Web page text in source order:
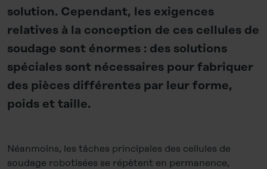
solution. Cependant, les exigences
relatives à la conception de ces cellules de
soudage sont énormes : des solutions
spéciales sont nécessaires pour fabriquer
des pièces différentes par leur forme,
poids et taille.
Néanmoins, les tâches principales des cellules de
soudage robotisées se répètent en permanence,